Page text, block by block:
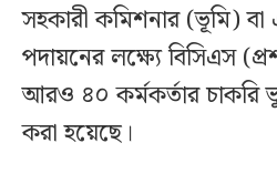
সহকারী কমিশনার (ভূমি) বা
পদায়নের লক্ষ্যে বিসিএস
আরও ৪০ কর্মকর্তার চাকরি
করা হয়েছে।